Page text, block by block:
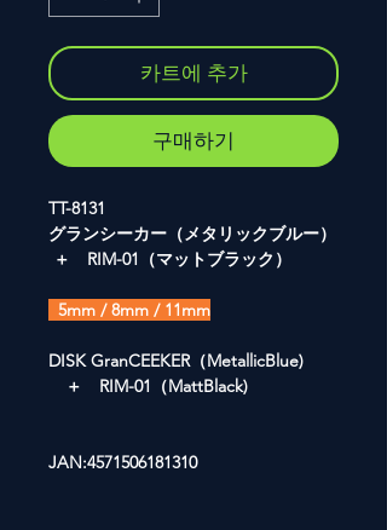
카트에 추가
구매하기
TT-8131
グランシーカー（メタリックブルー）
＋ RIM-01（マットブラック）
5mm / 8mm / 11mm
DISK GranCEEKER（MetallicBlue)
＋ RIM-01（MattBlack)
JAN:4571506181310